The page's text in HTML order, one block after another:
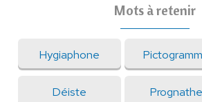
Mots à retenir
Hygiaphone
Déiste Prognathe